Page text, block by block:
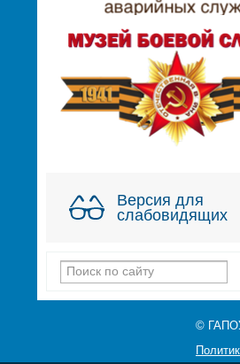
Версия для
слабовидящих
©